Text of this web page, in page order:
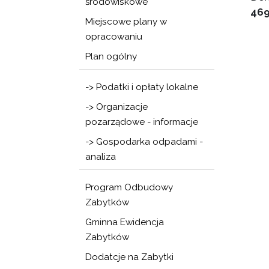
Miejscowe plany w
opracowaniu
Plan ogólny
-> Podatki i opłaty lokalne
-> Organizacje
pozarządowe - informacje
-> Gospodarka odpadami -
analiza
Program Odbudowy
Zabytków
Gminna Ewidencja
Zabytków
Dodatcje na Zabytki